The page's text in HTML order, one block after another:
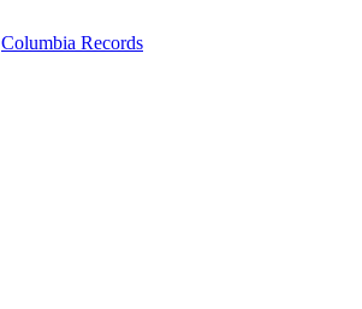
Columbia Records